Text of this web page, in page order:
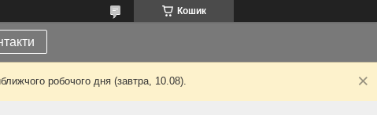
Кошик
робочого дня (завтра, 10.08).